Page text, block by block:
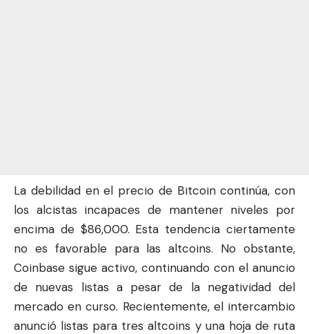
La debilidad en el precio de Bitcoincontinúa, con
los alcistas incapaces de mantener niveles por
encima de $86,000. Esta tendencia ciertamente
no es favorable para las altcoins. No obstante,
Coinbase sigue activo, continuando con el anuncio
de nuevas listas a pesar de la negatividad del
mercado en curso. Recientemente, el intercambio
anunció listas para tres altcoins y una hoja de ruta